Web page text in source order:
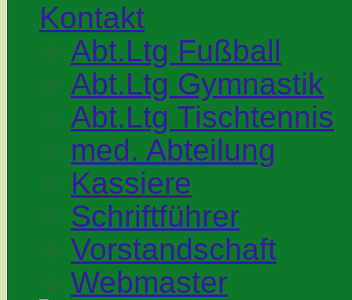
Kontakt
Abt.Ltg Fußball
Abt.Ltg Gymnastik
Abt.Ltg Tischtennis
med. Abteilung
Kassiere
Schriftführer
Vorstandschaft
Webmaster